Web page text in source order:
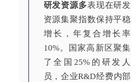
研发资源多表现在研发
资源集聚指数保持平稳
增长，年复合增长率
10%。国家高新区聚集
了全国25%的研发人
员，企业R&D经费内部